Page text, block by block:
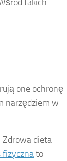
takich
one ochronę
narzędziem w
dieta
fizycznato